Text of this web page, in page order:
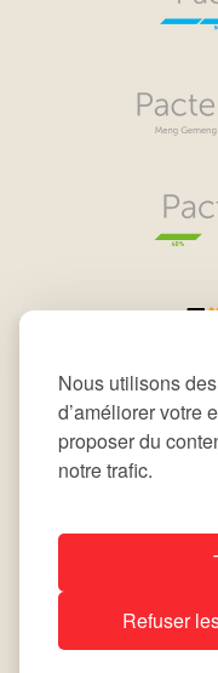
Nous utilisons
d’améliorer votre
proposer du
notre trafic.
Refuser
All rights reserved ©